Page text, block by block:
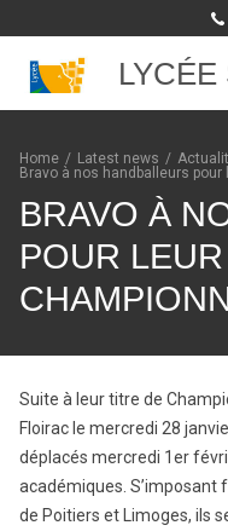
Skip to content
Home / Latest news /
Bravo à nos handballeurs
BRAVO À
POUR
Suite à leur titre de
Floirac le mercredi 28
déplacés mercredi 1er
académiques. S’imposant
de Poitiers et Limoges, ils